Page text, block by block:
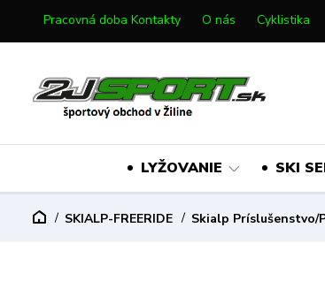
Pracovná doba Kontakty O nás Cyklistika
LYŽOVANIE SKI
SKIALP-FREERIDE Skialp Príslušenstvo/